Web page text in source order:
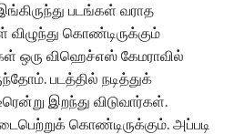
படங்கள் வராத
கொண்டிருக்கும்
ஒரு விஹெச்எஸ் கேமராவில்
படத்தில் நடித்துக்
இறந்து விடுவார்கள்.
நடைபெற்றுக் கொண்டிருக்கும்.‌ அப்படி